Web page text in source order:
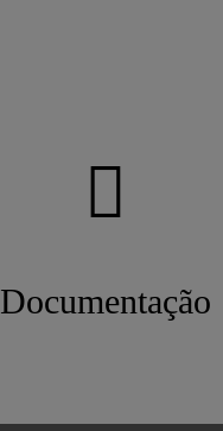
Documentação